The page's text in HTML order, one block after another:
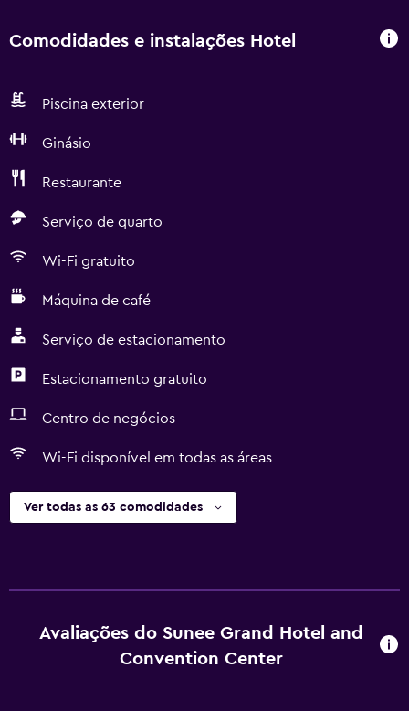
Comodidades e instalações Hotel
Piscina exterior
Ginásio
Restaurante
Serviço de quarto
Wi-Fi gratuito
Máquina de café
Serviço de estacionamento
Estacionamento gratuito
Centro de negócios
Wi-Fi disponível em todas as áreas
Ver todas as 63 comodidades
Avaliações do Sunee Grand Hotel and
Convention Center